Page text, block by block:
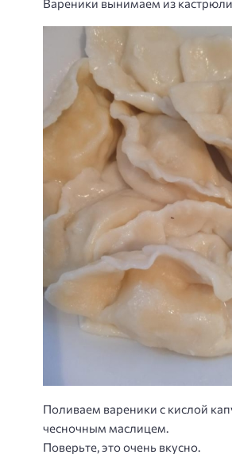
Вареники вынимаем из
Поливаем вареники с кислой
чесночным маслицем.
Поверьте, это очень вкусно.